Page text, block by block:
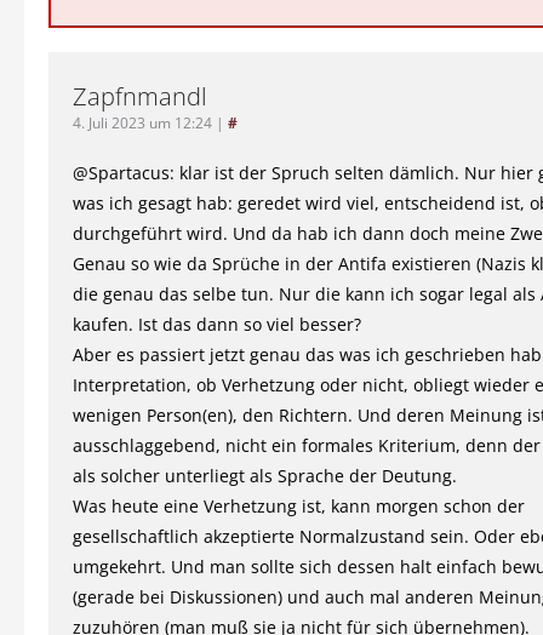
Zapfnmandl
4. Juli 2023 um 12:24 | #
@Spartacus: klar ist der Spruch selten dämlich. Nur hier
was ich gesagt hab: geredet wird viel, entscheidend ist,
durchgeführt wird. Und da hab ich dann doch meine
Genau so wie da Sprüche in der Antifa existieren (Nazis
die genau das selbe tun. Nur die kann ich sogar legal als
kaufen. Ist das dann so viel besser?
Aber es passiert jetzt genau das was ich geschrieben
Interpretation, ob Verhetzung oder nicht, obliegt wieder
wenigen Person(en), den Richtern. Und deren Meinung
ausschlaggebend, nicht ein formales Kriterium, denn der
als solcher unterliegt als Sprache der Deutung.
Was heute eine Verhetzung ist, kann morgen schon der
gesellschaftlich akzeptierte Normalzustand sein. Oder
umgekehrt. Und man sollte sich dessen halt einfach
(gerade bei Diskussionen) und auch mal anderen
zuzuhören (man muß sie ja nicht für sich übernehmen).